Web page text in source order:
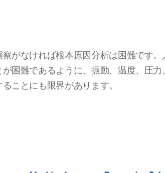
がなければ根本原因分析は困難です
困難であるように、振動、温度、圧
ことにも限界があります。